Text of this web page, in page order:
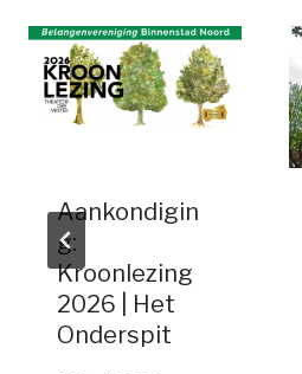
Aankondigin
g:
Kroonlezing
2026 | Het
Onderspit